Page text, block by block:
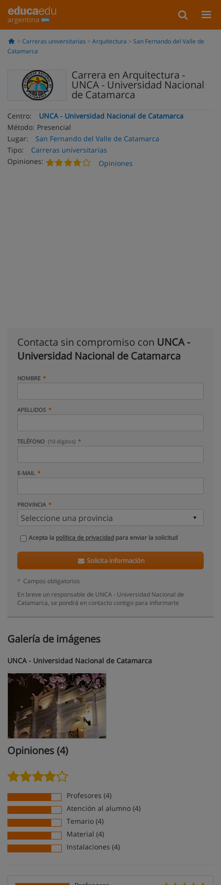
argentina
Carreras universitarias Arquitectura
San Fernando del Valle de
Catamarca
Carrera en Arquitectura -
UNCA - Universidad Nacional
de Catamarca
Centro:
UNCA - Universidad Nacional de Catamarca
Método: Presencial
Lugar:
San Fernando del Valle de Catamarca
Tipo:
Carreras universitarias
Opiniones:
Opiniones
Contacta sin compromiso con UNCA -
Universidad Nacional de Catamarca
NOMBRE
APELLIDOS
TELÉFONO (10 dígitos)
E-MAIL
PROVINCIA
Acepta la política de privacidad para enviar la solicitud
Solicita información
* Campos obligatorios
En breve un responsable de UNCA - Universidad Nacional de
Catamarca, se pondrá en contacto contigo para informarte
Galería de imágenes
UNCA - Universidad Nacional de Catamarca
Opiniones (4)
Profesores (4)
Atención al alumno (4)
Temario (4)
Material (4)
Instalaciones (4)